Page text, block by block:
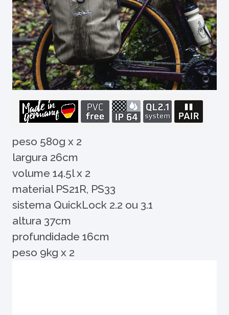
peso 580g x 2
largura 26cm
volume 14.5l x 2
material PS21R, PS33
sistema QuickLock 2.2 ou 3.1
altura 37cm
profundidade 16cm
peso 9kg x 2